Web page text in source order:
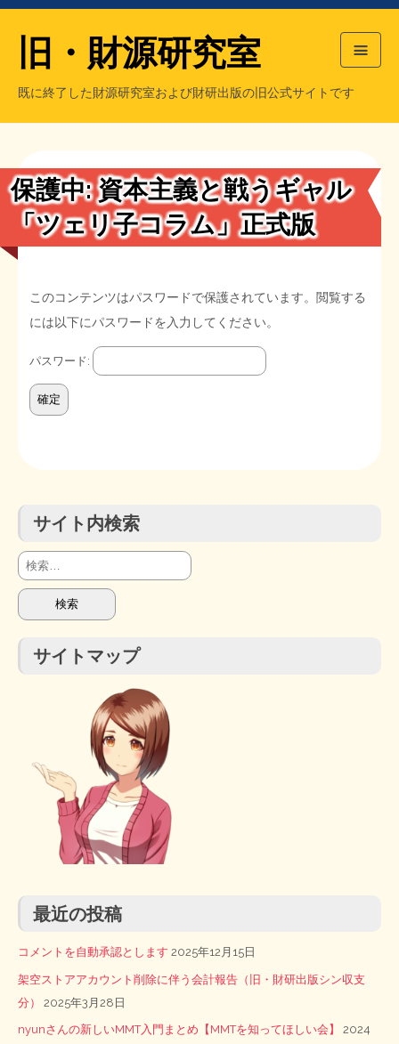
【国の、本当の】財源チラシ／旧・財源研究室
シン財源はあなたです／合同誌／旧・サブカル分室
日本経済を解説するヤンキー／MIHANAマンガ／旧・財研出版
もっと知りたい方へ
マネクリ戦士 RED & BLACK
MMTの学習資料
用語集
旧・財源研究室
既に終了した財源研究室および財研出版の旧公式サイトです
チラシ発行部数
旧・財研出版について
保護中: 資本主義と戦うギャル
「ツェリ子コラム」正式版
このコンテンツはパスワードで保護されています。閲覧する
には以下にパスワードを入力してください。
パスワード:
サイト内検索
検
索:
サイトマップ
最近の投稿
コメントを自動承認とします 2025年12月15日
架空ストアアカウント削除に伴う会計報告（旧・財研出版シン収支
分）
2025年3月28日
nyunさんの新しいMMT入門まとめ【MMTを知ってほしい会】
2024